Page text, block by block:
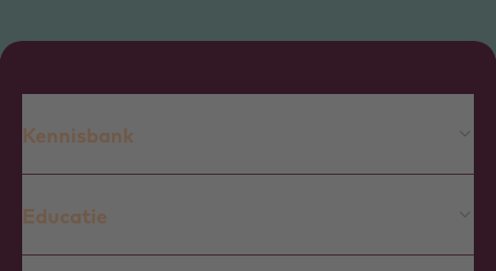
Kennisbank
Educatie